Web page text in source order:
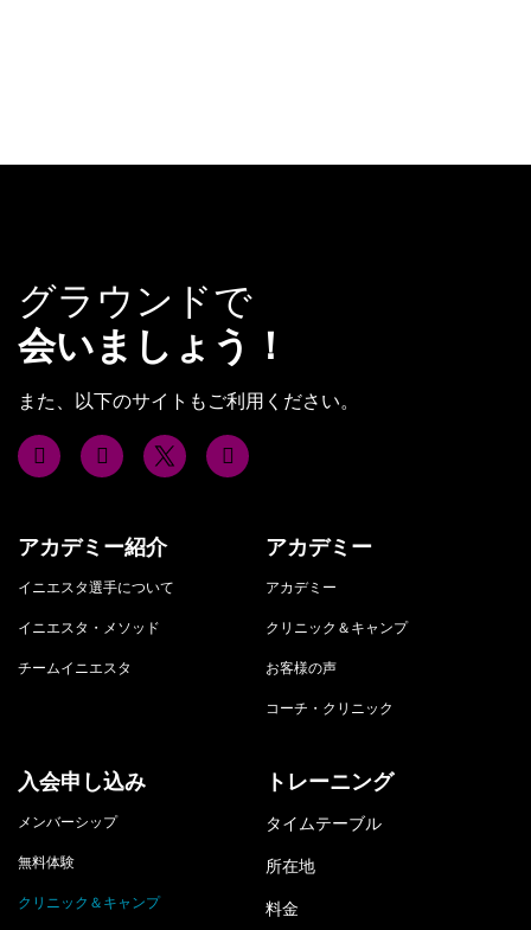
グラウンドで
会いましょう！
また、以下のサイトもご利用ください。
アカデミー紹介
イニエスタ選手について
イニエスタ・メソッド
チームイニエスタ
アカデミー
アカデミー
クリニック＆キャンプ
お客様の声
コーチ・クリニック
入会申し込み
メンバーシップ
無料体験
クリニック＆キャンプ
トレーニング
タイムテーブル
所在地
料金